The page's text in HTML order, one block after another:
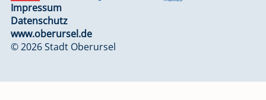
Impressum
Datenschutz
www.oberursel.de
© 2026 Stadt Oberursel